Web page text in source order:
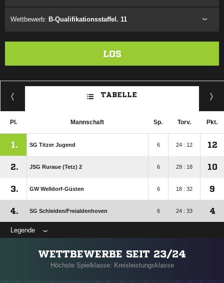
Wettbewerb: B-Qualifikationsstaffel. 11
LOS
TABELLE
Pl. Mannschaft Sp. Torv. Pkt.
1. SG Titzer Jugend 6 24 : 12 12
2. JSG Ruraue (Tetz) 2 6 29 : 18 10
3. GW Welldorf-Güsten 6 18 : 32 9
4. SG Schleiden/​Freialdenhoven 6 24 : 33 4
Legende
WETTBEWERBE SEIT 23/24
Höchste Spielklasse: Kreisleistungsklasse